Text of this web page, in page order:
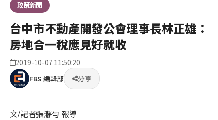
政策新聞
台中市不動產開發公會理事長林正雄：
房地合一稅應見好就收
2019-10-07 11:50:20
FBS 編輯部
分享
文/記者張瀞勻 報導